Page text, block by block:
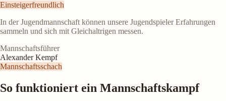
Einsteigerfreundlich
In der Jugendmannschaft können unsere Jugendspieler Erfahrungen
sammeln und sich mit Gleichaltrigen messen.
Mannschaftsführer
Alexander Kempf
Mannschaftsschach
So funktioniert ein Mannschaftskampf